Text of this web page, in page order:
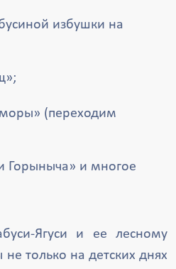
избушки на
(переходим
Горыныча» и многое
Ягуси и ее лесному
только на детских днях